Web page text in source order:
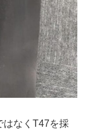
はなくT47を採